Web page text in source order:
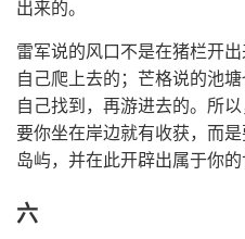
出来的。
雷军说的风口不是在猪栏开
自己爬上去的；芒格说的池
自己找到，再游进去的。所
要你坐在岸边就有收获，而
岛屿，并在此开辟出属于你的
六